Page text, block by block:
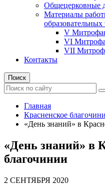
Общецерковные
Материалы
образовательных
V
VI
VII
Контакты
Поиск
Главная
Красненское
«День знаний» в
«День знаний» в
благочинии
2 СЕНТЯБРЯ 2020